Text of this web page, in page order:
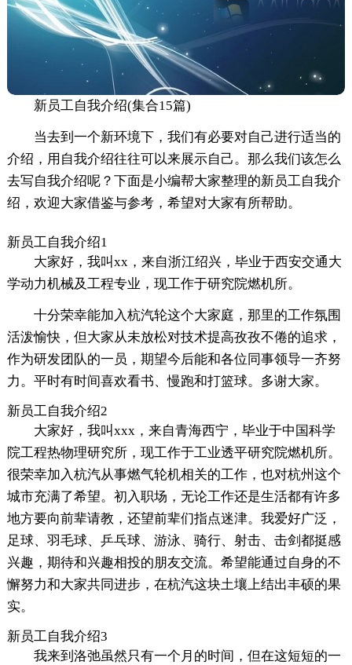
新员工自我介绍(集合15篇)
当去到一个新环境下，我们有必要对自己进行适当的
介绍，用自我介绍往往可以来展示自己。那么我们该怎么
去写自我介绍呢？下面是小编帮大家整理的新员工自我介
绍，欢迎大家借鉴与参考，希望对大家有所帮助。
新员工自我介绍1
大家好，我叫xx，来自浙江绍兴，毕业于西安交通大
学动力机械及工程专业，现工作于研究院燃机所。
十分荣幸能加入杭汽轮这个大家庭，那里的工作氛围
活泼愉快，但大家从未放松对技术提高孜孜不倦的追求，
作为研发团队的一员，期望今后能和各位同事领导一齐努
力。平时有时间喜欢看书、慢跑和打篮球。多谢大家。
新员工自我介绍2
大家好，我叫xxx，来自青海西宁，毕业于中国科学
院工程热物理研究所，现工作于工业透平研究院燃机所。
很荣幸加入杭汽从事燃气轮机相关的工作，也对杭州这个
城市充满了希望。初入职场，无论工作还是生活都有许多
地方要向前辈请教，还望前辈们指点迷津。我爱好广泛，
足球、羽毛球、乒乓球、游泳、骑行、射击、击剑都挺感
兴趣，期待和兴趣相投的朋友交流。希望能通过自身的不
懈努力和大家共同进步，在杭汽这块土壤上结出丰硕的果
实。
新员工自我介绍3
我来到洛弛虽然只有一个月的时间，但在这短短的一